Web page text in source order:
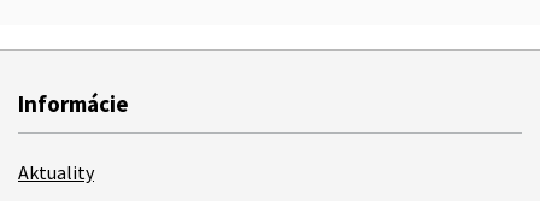
Informácie
Aktuality